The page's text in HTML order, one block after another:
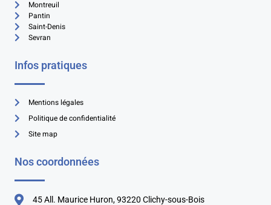
Montreuil
Pantin
Saint-Denis
Sevran
Infos pratiques
Mentions légales
Politique de confidentialité
Site map
Nos coordonnées
45 All. Maurice Huron, 93220 Clichy-sous-Bois